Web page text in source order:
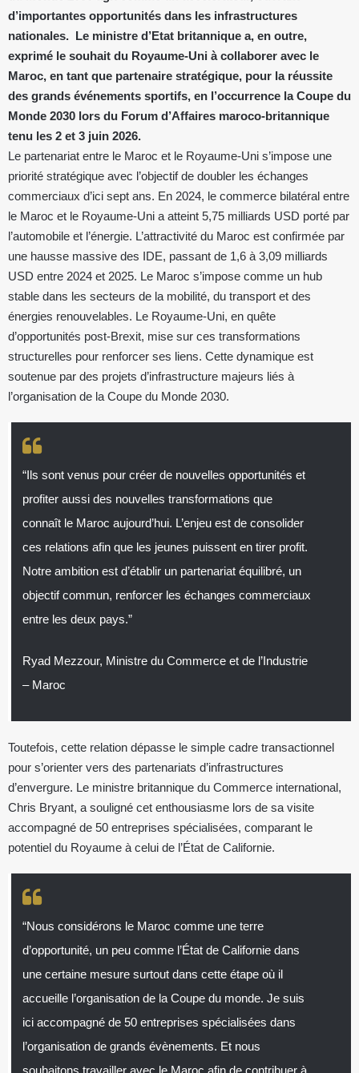
d’importantes opportunités dans les infrastructures
nationales. Le ministre d’Etat britannique a, en outre,
exprimé le souhait du Royaume-Uni à collaborer avec le
Maroc, en tant que partenaire stratégique, pour la réussite
des grands événements sportifs, en l’occurrence la Coupe du
Monde 2030 lors du Forum d’Affaires maroco-britannique
tenu les 2 et 3 juin 2026.
Le partenariat entre le Maroc et le Royaume-Uni s’impose une
priorité stratégique avec l’objectif de doubler les échanges
commerciaux d’ici sept ans. En 2024, le commerce bilatéral entre
le Maroc et le Royaume-Uni a atteint 5,75 milliards USD porté par
l’automobile et l’énergie. L’attractivité du Maroc est confirmée par
une hausse massive des IDE, passant de 1,6 à 3,09 milliards
USD entre 2024 et 2025. Le Maroc s’impose comme un hub
stable dans les secteurs de la mobilité, du transport et des
énergies renouvelables. Le Royaume-Uni, en quête
d’opportunités post-Brexit, mise sur ces transformations
structurelles pour renforcer ses liens. Cette dynamique est
soutenue par des projets d’infrastructure majeurs liés à
l’organisation de la Coupe du Monde 2030.
“Ils sont venus pour créer de nouvelles opportunités et
profiter aussi des nouvelles transformations que
connaît le Maroc aujourd’hui. L’enjeu est de consolider
ces relations afin que les jeunes puissent en tirer profit.
Notre ambition est d’établir un partenariat équilibré, un
objectif commun, renforcer les échanges commerciaux
entre les deux pays.”
Ryad Mezzour, Ministre du Commerce et de l’Industrie
– Maroc
Toutefois, cette relation dépasse le simple cadre transactionnel
pour s’orienter vers des partenariats d’infrastructures
d’envergure. Le ministre britannique du Commerce international,
Chris Bryant, a souligné cet enthousiasme lors de sa visite
accompagné de 50 entreprises spécialisées, comparant le
potentiel du Royaume à celui de l’État de Californie.
“Nous considérons le Maroc comme une terre
d’opportunité, un peu comme l’État de Californie dans
une certaine mesure surtout dans cette étape où il
accueille l’organisation de la Coupe du monde. Je suis
ici accompagné de 50 entreprises spécialisées dans
l’organisation de grands évènements. Et nous